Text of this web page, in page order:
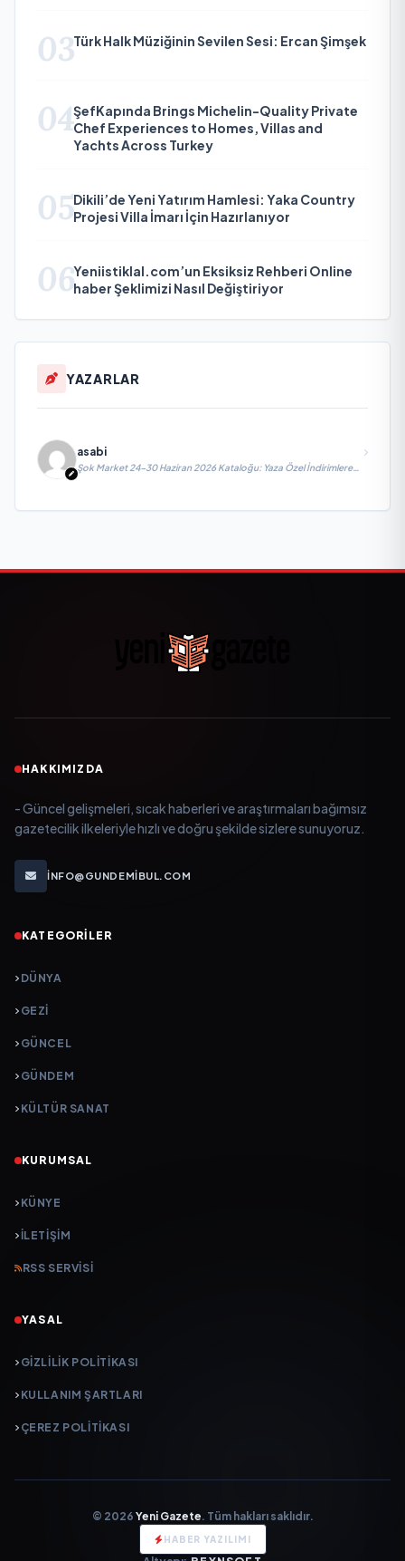
03Türk Halk Müziğinin Sevilen Sesi: Ercan Şimşek
04ŞefKapında Brings Michelin-Quality Private
Chef Experiences to Homes, Villas and
Yachts Across Turkey
05Dikili’de Yeni Yatırım Hamlesi: Yaka Country
Projesi Villa İmarı İçin Hazırlanıyor
06Yeniistiklal.com’un Eksiksiz Rehberi Online
haber Şeklimizi Nasıl Değiştiriyor
YAZARLAR
asabi
Şok Market 24-30 Haziran 2026 Kataloğu: Yaza Özel İndirimlere
HAKKIMIZDA
- Güncel gelişmeleri, sıcak haberleri ve araştırmaları bağımsız
gazetecilik ilkeleriyle hızlı ve doğru şekilde sizlere sunuyoruz.
INFO@GUNDEMIBUL.COM
KATEGORILER
DÜNYA
GEZI
GÜNCEL
GÜNDEM
KÜLTÜR SANAT
KURUMSAL
KÜNYE
İLETIŞIM
RSS SERVISI
YASAL
GIZLILIK POLITIKASI
KULLANIM ŞARTLARI
ÇEREZ POLITIKASI
© 2026 Yeni Gazete. Tüm hakları saklıdır.
HABER YAZILIMI